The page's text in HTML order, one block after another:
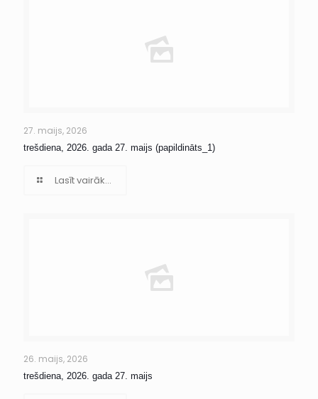
27. maijs, 2026
trešdiena, 2026. gada 27. maijs (papildināts_1)
Lasīt vairāk...
26. maijs, 2026
trešdiena, 2026. gada 27. maijs